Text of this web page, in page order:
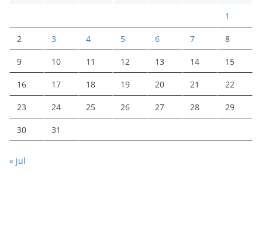
1
2 3 4 5 6 7 8
9 10 11 12 13 14 15
16 17 18 19 20 21 22
23 24 25 26 27 28 29
30 31
« jul